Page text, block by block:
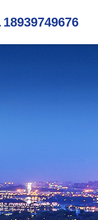
18939749676